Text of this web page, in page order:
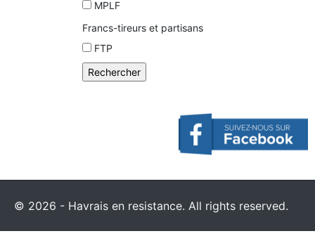
MPLF
Francs-tireurs et partisans
FTP
© 2026 - Havrais en resistance. All rights reserved.